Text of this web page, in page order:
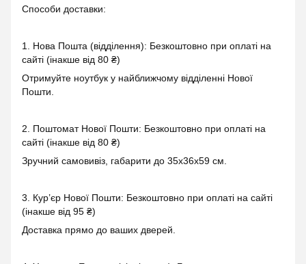
Способи доставки:
1. Нова Пошта (відділення): Безкоштовно при оплаті на
сайті (інакше від 80 ₴)
Отримуйте ноутбук у найближчому відділенні Нової
Пошти.
2. Поштомат Нової Пошти: Безкоштовно при оплаті на
сайті (інакше від 80 ₴)
Зручний самовивіз, габарити до 35x36x59 см.
3. Кур’єр Нової Пошти: Безкоштовно при оплаті на сайті
(інакше від 95 ₴)
Доставка прямо до ваших дверей.